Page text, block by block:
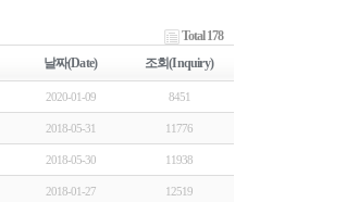
Total 178
날짜(Date) 조회(Inquiry)
2020-01-09 8451
2018-05-31 11776
2018-05-30 11938
2018-01-27 12519